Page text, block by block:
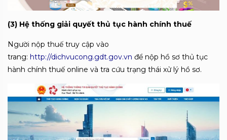
(3) Hệ thống giải quyết thủ tục hành chính thuế
Người nộp thuế truy cập vào
trang: http://dichvucong.gdt.gov.vn để nộp hồ sơ thủ tục
hành chính thuế online và tra cứu trạng thái xử lý hồ sơ.